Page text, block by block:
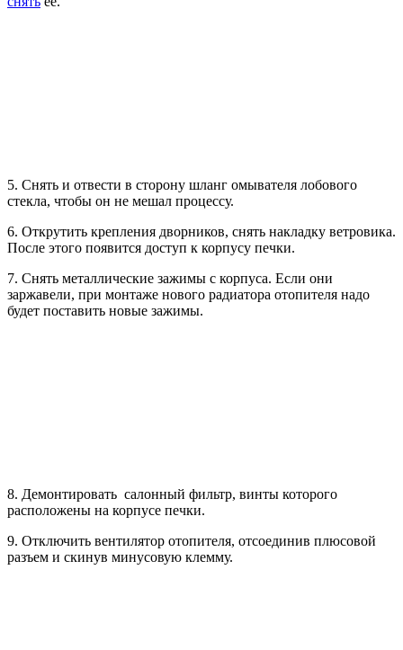
5. Снять и отвести в сторону шланг омывателя лобового
стекла, чтобы он не мешал процессу.
6. Открутить крепления дворников, снять накладку ветровика.
После этого появится доступ к корпусу печки.
7. Снять металлические зажимы с корпуса. Если они
заржавели, при монтаже нового радиатора отопителя надо
будет поставить новые зажимы.
8. Демонтировать салонный фильтр, винты которого
расположены на корпусе печки.
9. Отключить вентилятор отопителя, отсоединив плюсовой
разъем и скинув минусовую клемму.